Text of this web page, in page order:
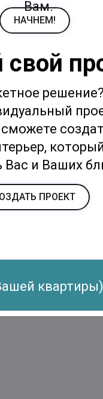
Вас и Ваших
свой
ПРОЕКТ
НАЧНЕМ!
Вам.
квартиры)